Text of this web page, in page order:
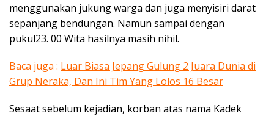
menggunakan jukung warga dan juga menyisiri darat
sepanjang bendungan. Namun sampai dengan
pukul23. 00 Wita hasilnya masih nihil.
Baca juga : Luar Biasa Jepang Gulung 2 Juara Dunia di
Grup Neraka, Dan Ini Tim Yang Lolos 16 Besar
Sesaat sebelum kejadian, korban atas nama Kadek